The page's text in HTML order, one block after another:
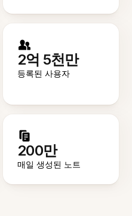
2억 5천만
등록된 사용자
200만
매일 생성된 노트